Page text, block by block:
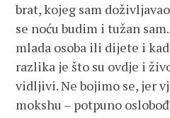
brat, kojeg sam
se noću budim i tužan
mlada osoba ili dijete i
razlika je što su ovdje i
vidljivi. Ne bojimo se, jer
mokshu – potpuno